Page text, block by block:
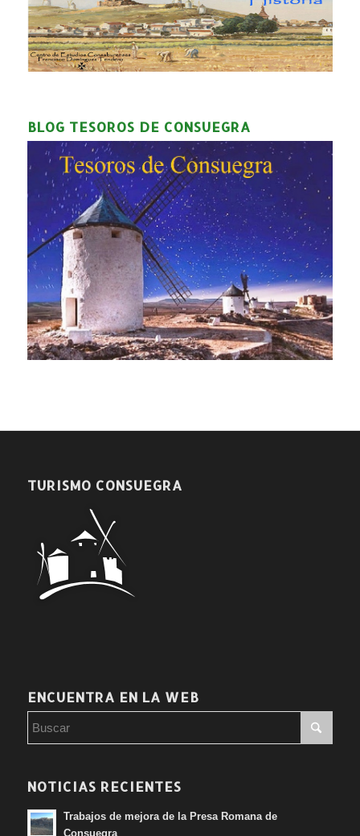
BLOG TESOROS DE CONSUEGRA
TURISMO CONSUEGRA
ENCUENTRA EN LA WEB
NOTICIAS RECIENTES
Trabajos de mejora de la Presa Romana de
Consuegra